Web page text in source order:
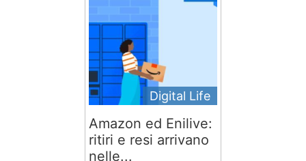
Digital Life
Amazon ed Enilive:
ritiri e resi arrivano
nelle...